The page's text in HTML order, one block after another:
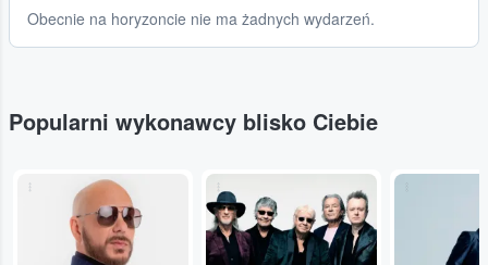
Obecnie na horyzoncie nie ma żadnych wydarzeń.
Popularni wykonawcy blisko Ciebie